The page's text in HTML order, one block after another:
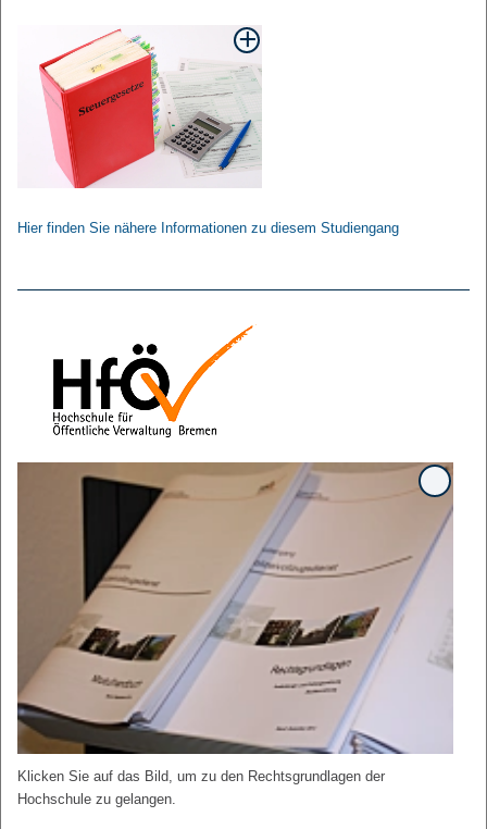
Hier finden Sie nähere Informationen zu diesem Studiengang
Klicken Sie auf das Bild, um zu den Rechtsgrundlagen der
Hochschule zu gelangen.